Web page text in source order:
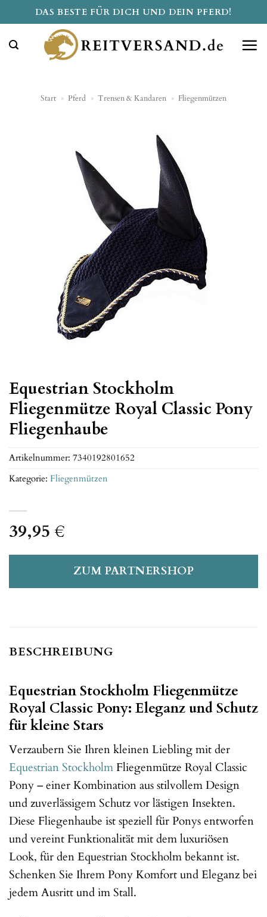
Inhalt
springen
DAS BESTE FÜR DICH UND DEIN PFERD!
Start » Pferd » Trensen & Kandaren » Fliegenmützen
Equestrian Stockholm
Fliegenmütze Royal Classic Pony
Fliegenhaube
39,95 €
ZUM PARTNERSHOP
Artikelnummer: 7340192801652
Kategorie: Fliegenmützen
BESCHREIBUNG
Equestrian Stockholm Fliegenmütze
Royal Classic Pony: Eleganz und Schutz
für kleine Stars
Verzaubern Sie Ihren kleinen Liebling mit der
Equestrian Stockholm Fliegenmütze Royal Classic
Pony – einer Kombination aus stilvollem Design
und zuverlässigem Schutz vor lästigen Insekten.
Diese Fliegenhaube ist speziell für Ponys entworfen
und vereint Funktionalität mit dem luxuriösen
Look, für den Equestrian Stockholm bekannt ist.
Schenken Sie Ihrem Pony Komfort und Eleganz bei
jedem Ausritt und im Stall.